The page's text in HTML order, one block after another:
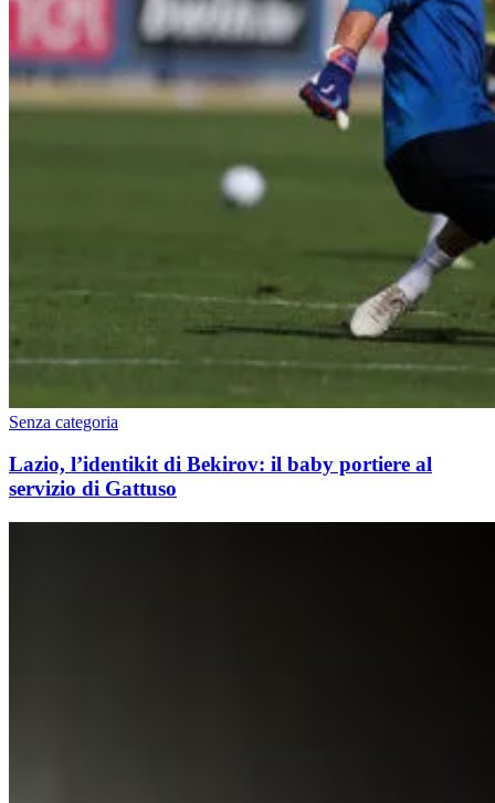
Senza categoria
Lazio, l’identikit di Bekirov: il baby portiere al
servizio di Gattuso